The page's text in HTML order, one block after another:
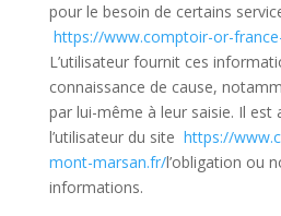
pour le besoin de certains
https://www.comptoir-or-
L’utilisateur fournit ces
connaissance de cause,
par lui-même à leur saisie. Il est
l’utilisateur du site https://
mont-marsan.fr/l’obligation ou
informations.